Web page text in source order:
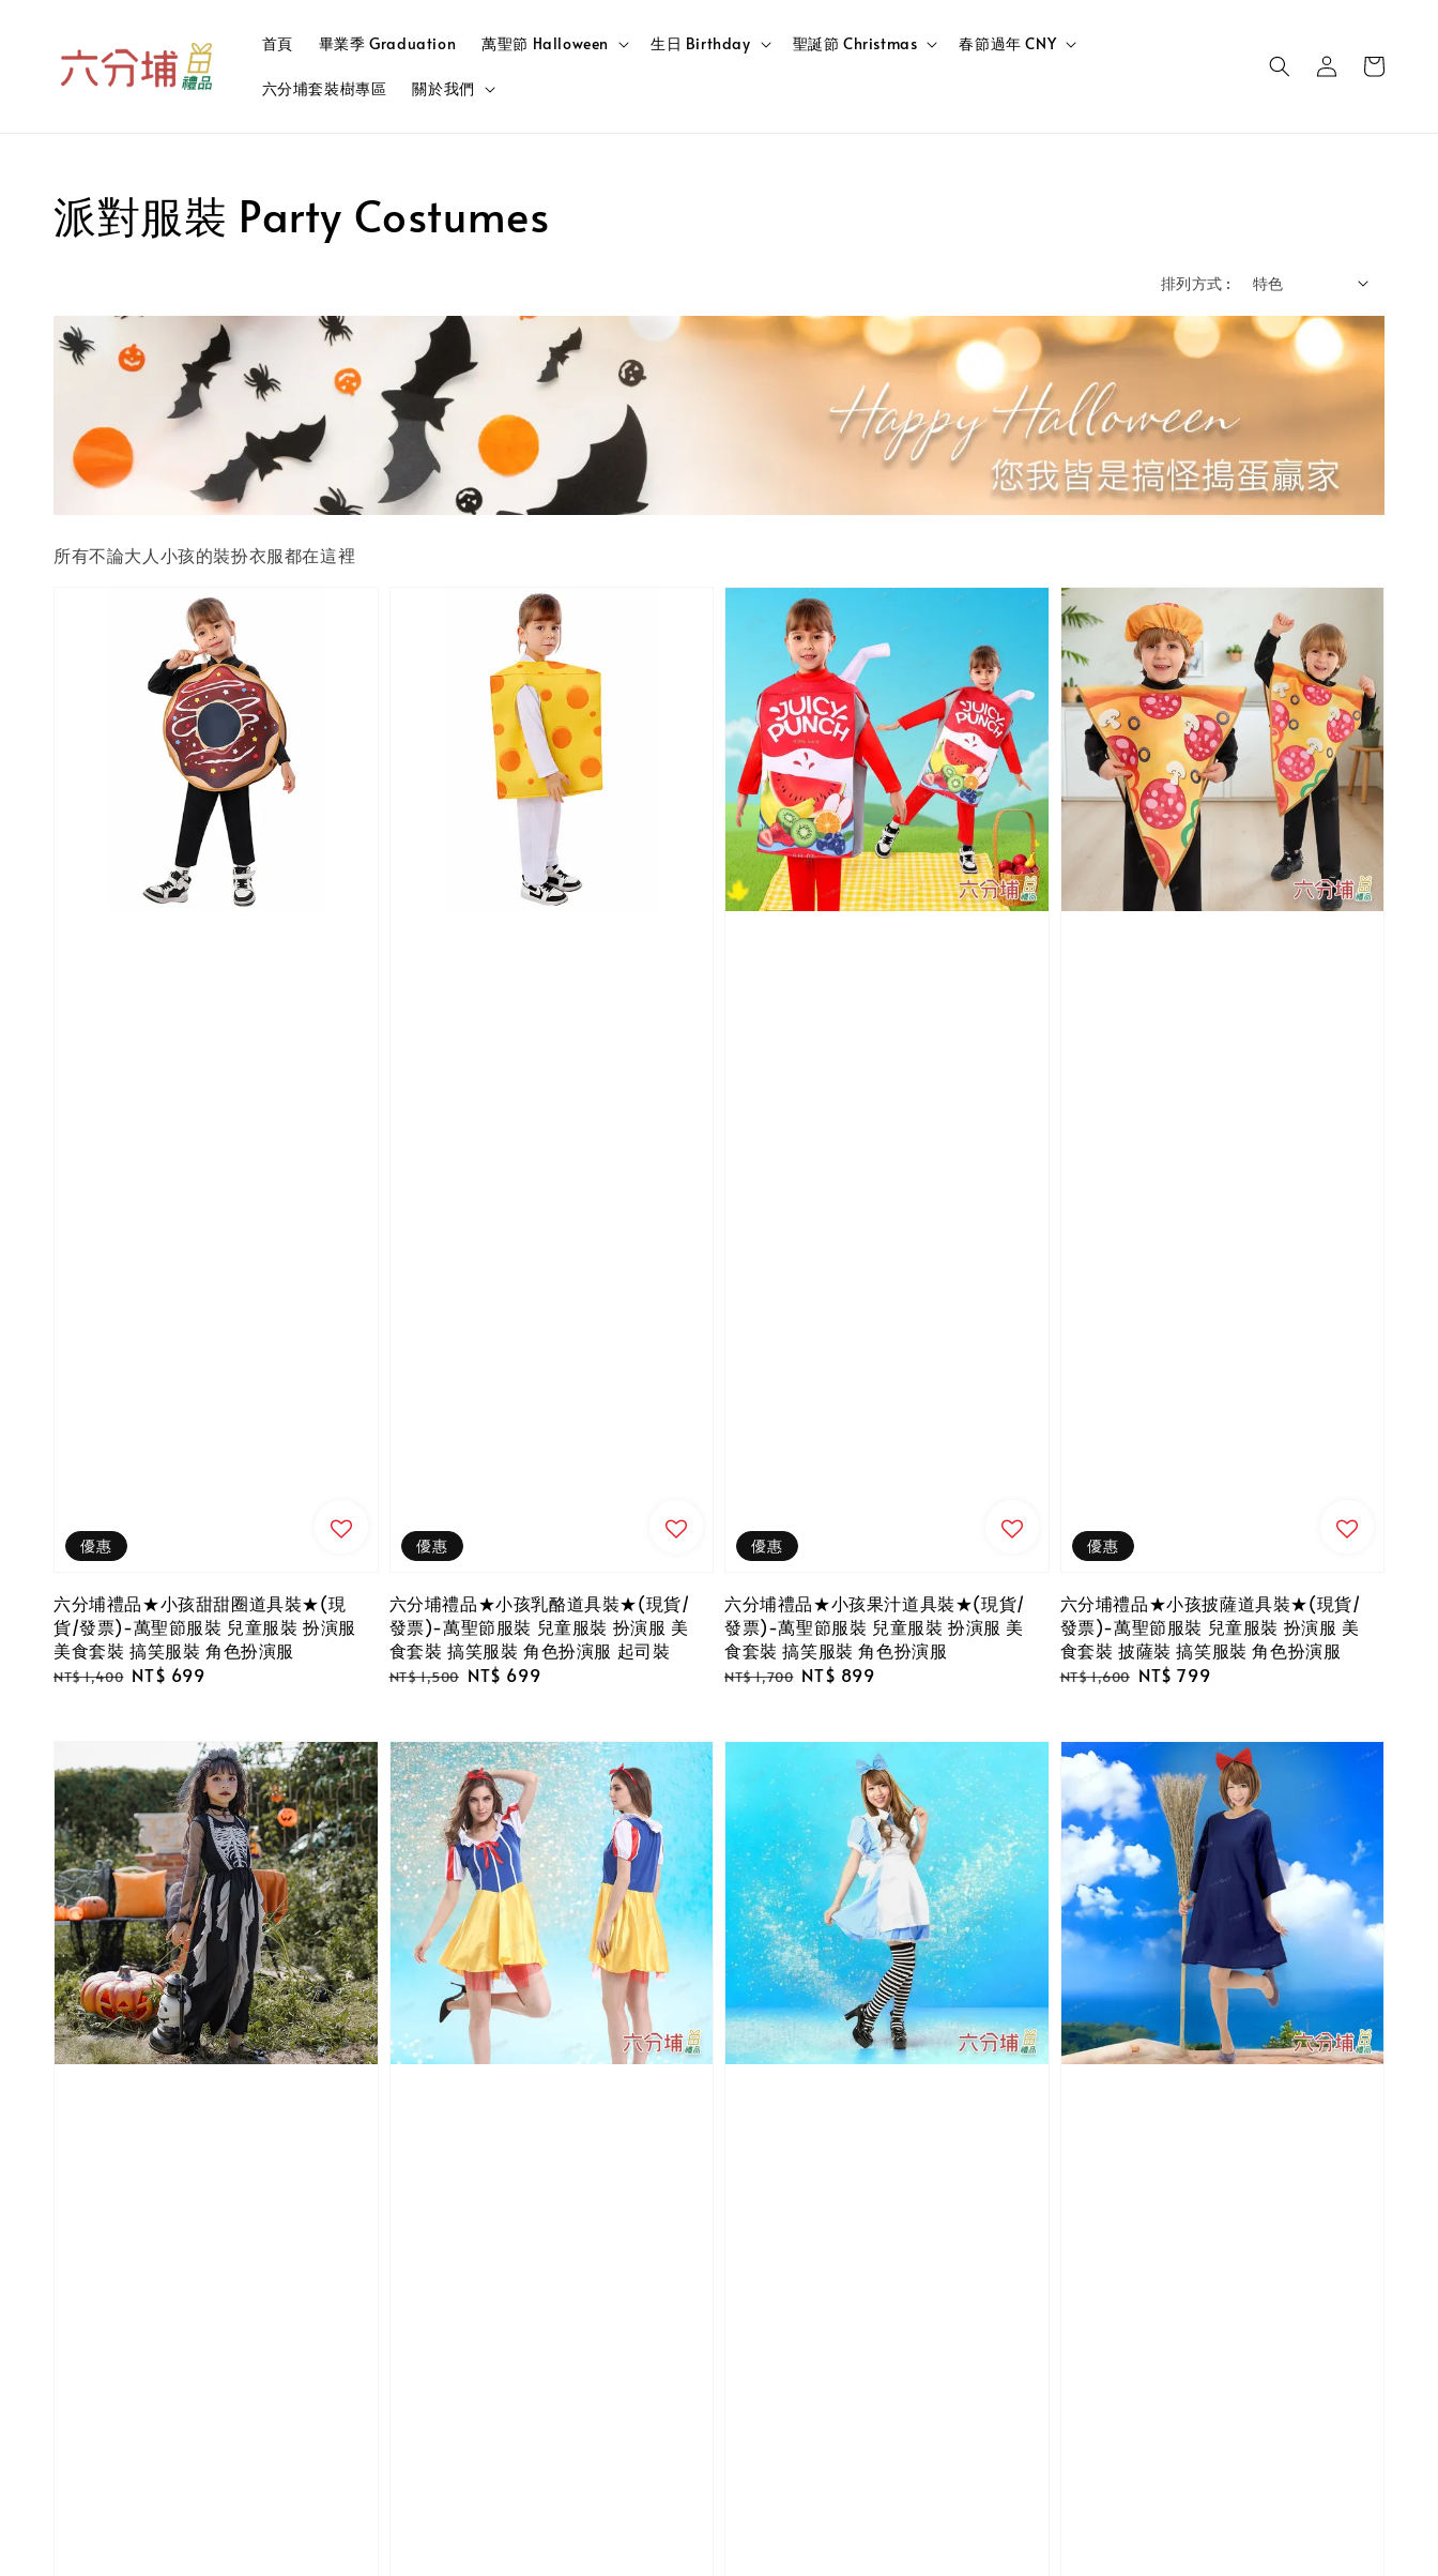
首頁 畢業季 Graduation 萬聖節 Halloween 生日 Birthday 聖誕節 Christmas 春節過年 CNY
六分埔套裝樹專區 關於我們
派對服裝 Party Costumes
排列方式 :
所有不論大人小孩的裝扮衣服都在這裡
優惠
六分埔禮品★小孩甜甜圈道具裝★(現
貨/發票)-萬聖節服裝 兒童服裝 扮演服
美食套裝 搞笑服裝 角色扮演服
Regular
NT$ 1,400 Sale
NT$ 699
優惠
六分埔禮品★小孩乳酪道具裝★(現貨/
發票)-萬聖節服裝 兒童服裝 扮演服 美
食套裝 搞笑服裝 角色扮演服 起司裝
Regular
NT$ 1,500 Sale
NT$ 699
優惠
六分埔禮品★小孩果汁道具裝★(現貨/
發票)-萬聖節服裝 兒童服裝 扮演服 美
食套裝 搞笑服裝 角色扮演服
Regular
NT$ 1,700 Sale
NT$ 899
優惠
六分埔禮品★小孩披薩道具裝★(現貨/
發票)-萬聖節服裝 兒童服裝 扮演服 美
食套裝 披薩裝 搞笑服裝 角色扮演服
Regular
NT$ 1,600 Sale
NT$ 799